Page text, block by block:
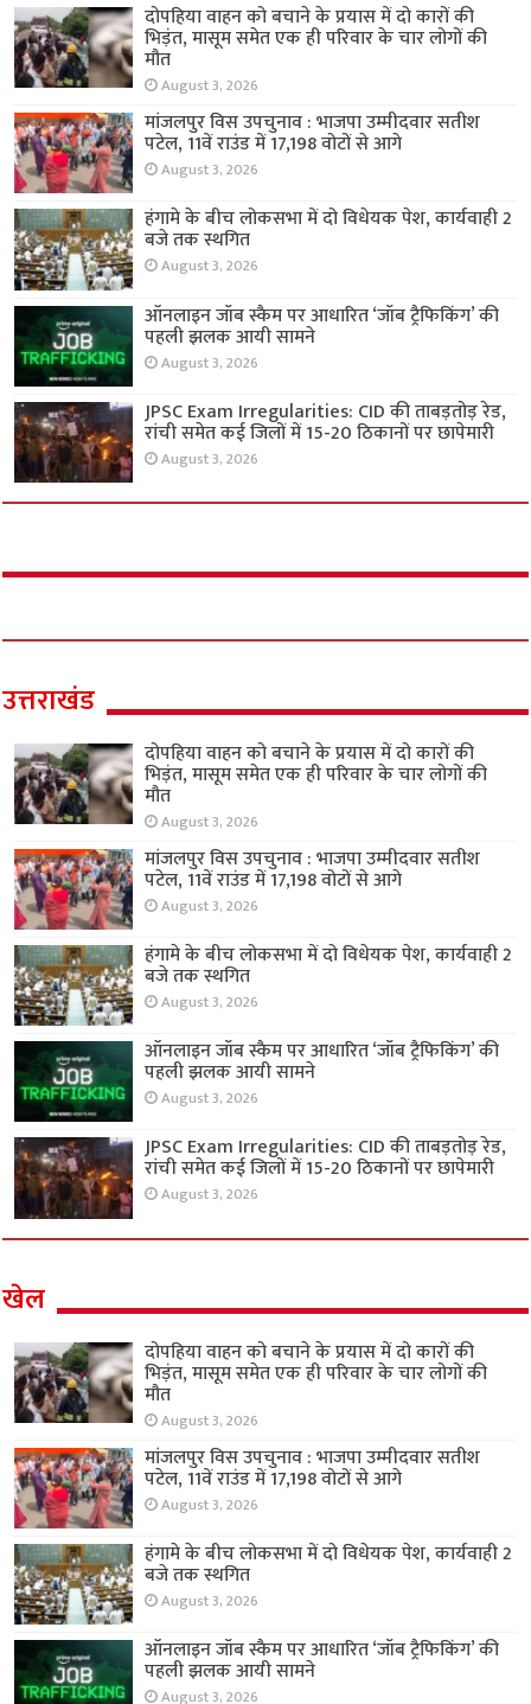
दोपहिया वाहन को बचाने के प्रयास में दो कारों की
भिड़ंत, मासूम समेत एक ही परिवार के चार लोगों की
मौत
August 3, 2026
मांजलपुर विस उपचुनाव : भाजपा उम्मीदवार सतीश
पटेल, 11वें राउंड में 17,198 वोटों से आगे
August 3, 2026
हंगामे के बीच लोकसभा में दो विधेयक पेश, कार्यवाही 2
बजे तक स्थगित
August 3, 2026
ऑनलाइन जॉब स्कैम पर आधारित ‘जॉब ट्रैफिकिंग’ की
पहली झलक आयी सामने
August 3, 2026
JPSC Exam Irregularities: CID की ताबड़तोड़ रेड,
रांची समेत कई जिलों में 15-20 ठिकानों पर छापेमारी
August 3, 2026
उत्तराखंड
दोपहिया वाहन को बचाने के प्रयास में दो कारों की
भिड़ंत, मासूम समेत एक ही परिवार के चार लोगों की
मौत
August 3, 2026
मांजलपुर विस उपचुनाव : भाजपा उम्मीदवार सतीश
पटेल, 11वें राउंड में 17,198 वोटों से आगे
August 3, 2026
हंगामे के बीच लोकसभा में दो विधेयक पेश, कार्यवाही 2
बजे तक स्थगित
August 3, 2026
ऑनलाइन जॉब स्कैम पर आधारित ‘जॉब ट्रैफिकिंग’ की
पहली झलक आयी सामने
August 3, 2026
JPSC Exam Irregularities: CID की ताबड़तोड़ रेड,
रांची समेत कई जिलों में 15-20 ठिकानों पर छापेमारी
August 3, 2026
खेल
दोपहिया वाहन को बचाने के प्रयास में दो कारों की
भिड़ंत, मासूम समेत एक ही परिवार के चार लोगों की
मौत
August 3, 2026
मांजलपुर विस उपचुनाव : भाजपा उम्मीदवार सतीश
पटेल, 11वें राउंड में 17,198 वोटों से आगे
August 3, 2026
हंगामे के बीच लोकसभा में दो विधेयक पेश, कार्यवाही 2
बजे तक स्थगित
August 3, 2026
ऑनलाइन जॉब स्कैम पर आधारित ‘जॉब ट्रैफिकिंग’ की
पहली झलक आयी सामने
August 3, 2026